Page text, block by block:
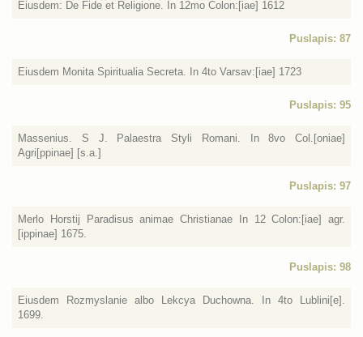
Eiusdem: De Fide et Religione. In 12mo Colon:[iae] 1612
Puslapis: 87
Eiusdem Monita Spiritualia Secreta. In 4to Varsav:[iae] 1723
Puslapis: 95
Massenius. S J. Palaestra Styli Romani. In 8vo Col.[oniae]
Agri[ppinae] [s.a.]
Puslapis: 97
Merlo Horstij Paradisus animae Christianae In 12 Colon:[iae] agr.
[ippinae] 1675.
Puslapis: 98
Eiusdem Rozmyslanie albo Lekcya Duchowna. In 4to Lublini[e].
1699.